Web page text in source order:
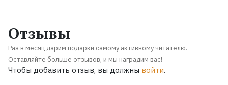
Отзывы
Раз в месяц дарим подарки самому активному читателю.
Оставляйте больше отзывов, и мы наградим вас!
Чтобы добавить отзыв, вы должны войти.